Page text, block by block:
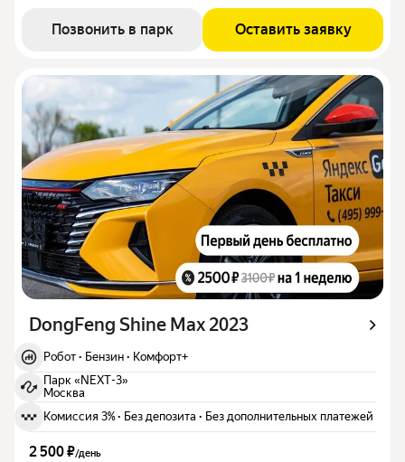
Позвонить в парк Оставить заявку
DongFeng Shine Max 2023
Робот · Бензин · Комфорт+
Парк «NEXT-3»
Москва
Комиссия 3%· Без депозита · Без дополнительных платежей
2 500 ₽/день